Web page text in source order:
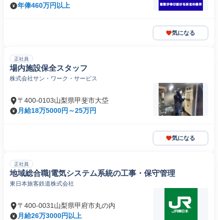
年俸460万円以上
気になる
正社員
場内施設保全スタッフ
株式会社サン・ワーク・サービス
〒400-0103山梨県甲斐市大垈
月給18万5000円～25万円
気になる
正社員
地域総合職|電気システム系統の工事・保守管理
東日本旅客鉄道株式会社
〒400-0031山梨県甲府市丸の内
月給26万3000円以上